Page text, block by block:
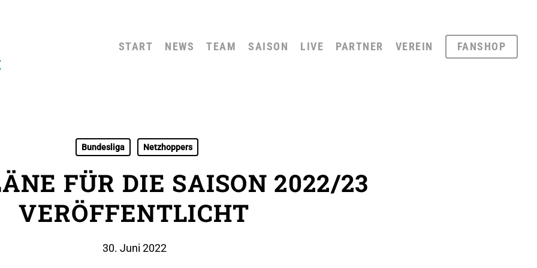
START NEWS TEAM SAISON LIVE PARTNER VEREIN FANSHOP
Bundesliga Netzhoppers
FÜR DIE SAISON 2022/23
VERÖFFENTLICHT
30. Juni 2022